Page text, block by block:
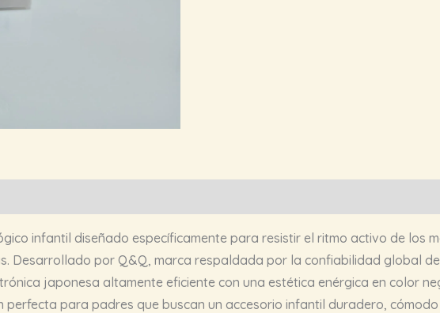
infantil diseñado específicamente para resistir el ritmo activo de los
Desarrollado por Q&Q, marca respaldada por la confiabilidad global
japonesa altamente eficiente con una estética enérgica en color
perfecta para padres que buscan un accesorio infantil duradero,